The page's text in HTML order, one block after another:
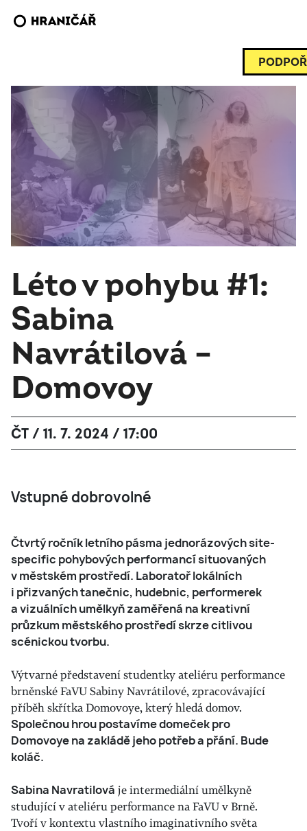
Léto v pohybu #1:
Sabina
Navrátilová –
Domovoy
ČT / 11. 7. 2024 / 17:00
Vstupné dobrovolné
Čtvrtý ročník letního pásma jednorázových site-
specific pohybových performancí situovaných
v městském prostředí. Laboratoř lokálních
i přizvaných tanečnic, hudebnic, performerek
a vizuálních umělkyň zaměřená na kreativní
průzkum městského prostředí skrze citlivou
scénickou tvorbu.
Výtvarné představení studentky ateliéru performance
brněnské FaVU Sabiny Navrátilové, zpracovávající
příběh skřítka Domovoye, který hledá domov.
Společnou hrou postavíme domeček pro
Domovoye na zakládě jeho potřeb a přání. Bude
koláč.
Sabina Navratilová je intermediální umělkyně
studující v ateliéru performance na FaVU v Brně.
Tvoří v kontextu vlastního imaginativního světa